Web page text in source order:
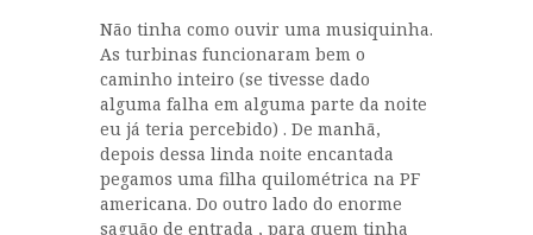
Não tinha como ouvir uma musiquinha.
As turbinas funcionaram bem o
caminho inteiro (se tivesse dado
alguma falha em alguma parte da noite
eu já teria percebido) . De manhã,
depois dessa linda noite encantada
pegamos uma filha quilométrica na PF
americana. Do outro lado do enorme
saguão de entrada , para quem tinha